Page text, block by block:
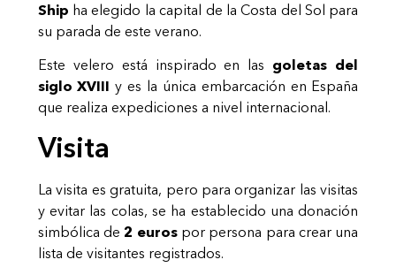
Ship ha elegido la capital de la Costa del Sol para
su parada de este verano.
Este velero está inspirado en las goletas del
siglo XVIII y es la única embarcación en España
que realiza expediciones a nivel internacional.
Visita
La visita es gratuita, pero para organizar las visitas
y evitar las colas, se ha establecido una donación
simbólica de 2 eurospor persona para crear una
lista de visitantes registrados.